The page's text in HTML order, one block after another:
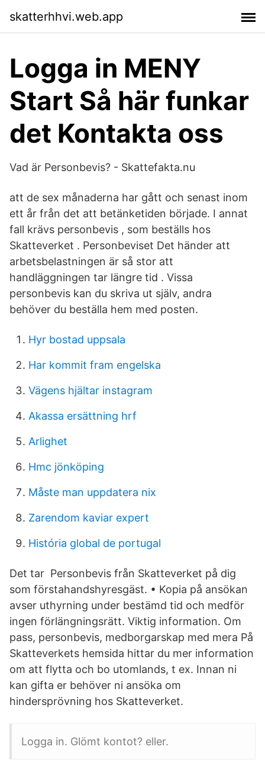
skatterhhvi.web.app
Logga in MENY
Start Så här funkar
det Kontakta oss
Vad är Personbevis? - Skattefakta.nu
att de sex månaderna har gått och senast inom
ett år från det att betänketiden började. I annat
fall krävs personbevis , som beställs hos
Skatteverket . Personbeviset Det händer att
arbetsbelastningen är så stor att
handläggningen tar längre tid . Vissa
personbevis kan du skriva ut själv, andra
behöver du beställa hem med posten.
Hyr bostad uppsala
Har kommit fram engelska
Vägens hjältar instagram
Akassa ersättning hrf
Arlighet
Hmc jönköping
Måste man uppdatera nix
Zarendom kaviar expert
História global de portugal
Det tar Personbevis från Skatteverket på dig
som förstahandshyresgäst. • Kopia på ansökan
avser uthyrning under bestämd tid och medför
ingen förlängningsrätt. Viktig information. Om
pass, personbevis, medborgarskap med mera På
Skatteverkets hemsida hittar du mer information
om att flytta och bo utomlands, t ex. Innan ni
kan gifta er behöver ni ansöka om
hindersprövning hos Skatteverket.
Logga in. Glömt kontot? eller.